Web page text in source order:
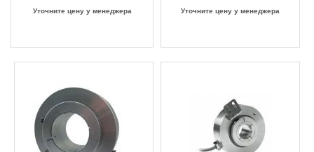
Уточните цену у менеджера Уточните цену у менеджера